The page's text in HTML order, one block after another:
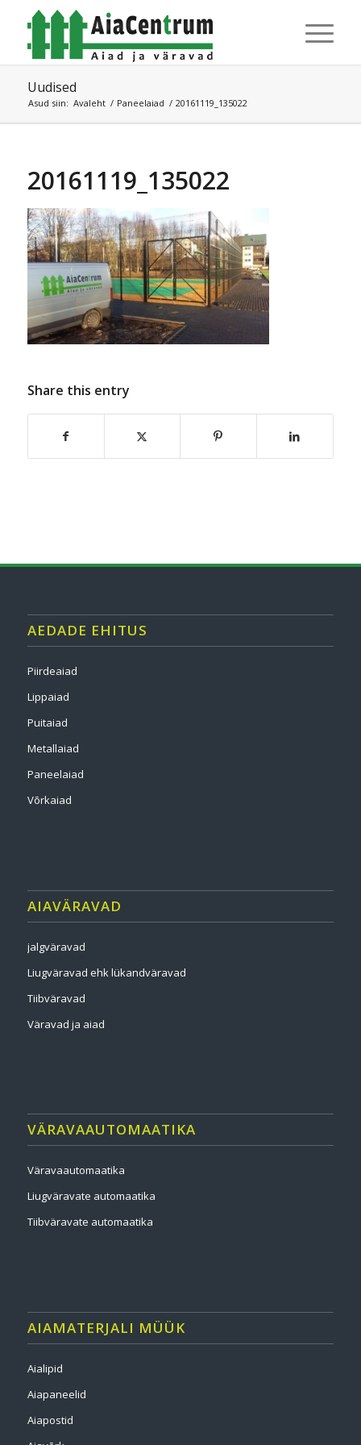
Uudised
Asud siin: Avaleht / Paneelaiad / 20161119_135022
20161119_135022
Share this entry
AEDADE EHITUS
Piirdeaiad
Lippaiad
Puitaiad
Metallaiad
Paneelaiad
Võrkaiad
AIAVÄRAVAD
jalgväravad
Liugväravad ehk lükandväravad
Tiibväravad
Väravad ja aiad
VÄRAVAAUTOMAATIKA
Väravaautomaatika
Liugväravate automaatika
Tiibväravate automaatika
AIAMATERJALI MÜÜK
Aialipid
Aiapaneelid
Aiapostid